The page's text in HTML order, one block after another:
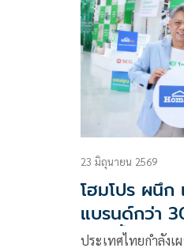
23 มิถุนายน 2569
โฮมโปร ผนึก
แบรนด์กว่า
ตอกย้ำเศรษ
ประเทศไทยกำลัง